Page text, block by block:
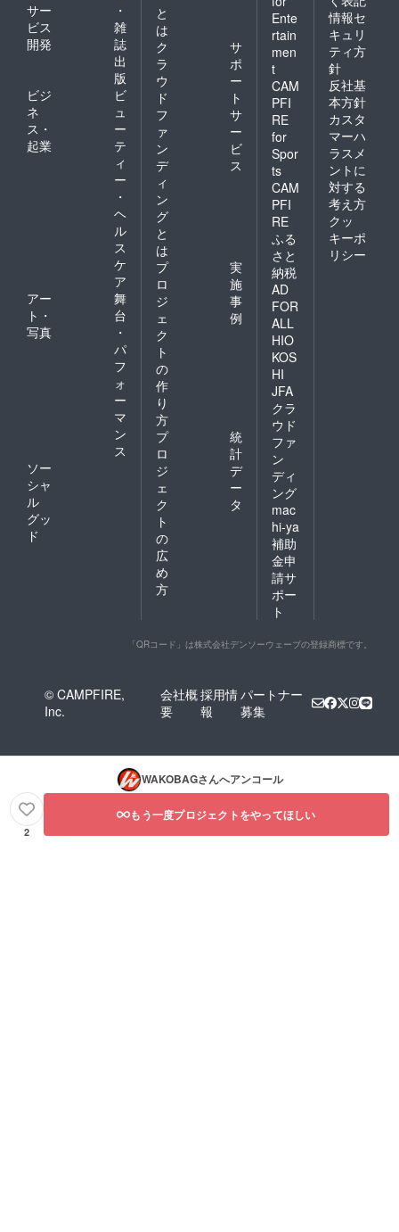
サー
ビス
開発
・
雑
誌
出
版
ビジ
ネ
ス・
起業
ビ
ュ
ー
テ
ィ
ー
・
ヘ
ル
ス
ケ
ア
アー
ト・
写真
舞
台
・
パ
フ
ォ
ー
マ
ン
ス
ソー
シャ
ル
グッ
ド
と
は
ク
ラ
ウ
ド
フ
ァ
ン
デ
ィ
ン
グ
と
は
サ
ポ
ー
ト
サ
ー
ビ
ス
プ
ロ
ジ
ェ
ク
ト
の
作
り
方
実
施
事
例
プ
ロ
ジ
ェ
ク
ト
の
広
め
方
統
計
デ
ー
タ
Ente
rtain
men
t
CAM
PFI
RE
for
Spor
ts
CAM
PFI
RE
ふる
さと
納税
AD
FOR
ALL
HIO
KOS
HI
JFA
クラ
ウド
ファ
ン
ディ
ング
mac
hi-ya
補助
金申
請サ
ポー
ト
情報セ
キュリ
ティ方
針
反社基
本方針
カスタ
マーハ
ラスメ
ントに
対する
考え方
クッ
キーポ
リシー
「QRコード」は株式会社デンソーウェーブの登録商標です。
© CAMPFIRE,
Inc.
会社概
要
採用情
報
パートナー
募集
WAKOBAGさんへアンコール
2
もう一度プロジェクトをやってほしい